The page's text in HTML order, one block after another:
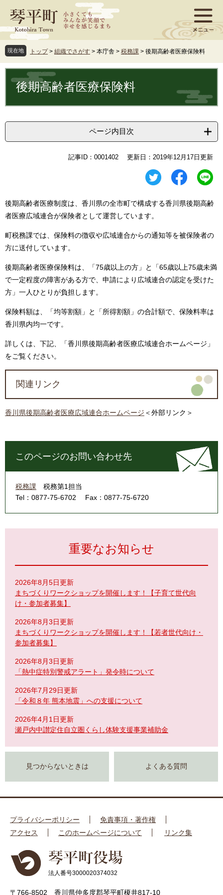
ジ
先
頭
で
ュ
を
飛
ば
へ
現在地 トップ > 組織でさがす > 本庁舎 > 税務課 > 後期高齢者医療保険料
文 後期高齢者医療保険料
ページ内目次
記事ID：0001402 更新日：2019年12月17日更新
後期高齢者医療制度は、香川県の全市町で構成する香川県後期高齢
者医療広域連合が保険者として運営しています。
町税務課では、保険料の徴収や広域連合からの通知等を被保険者の
方に送付しています。
後期高齢者医療保険料は、「75歳以上の方」と「65歳以上75歳未満
で一定程度の障害がある方で、申請により広域連合の認定を受けた
方」一人ひとりが負担します。
保険料額は、「均等割額」と「所得割額」の合計額で、保険料率は
香川県内均一です。
詳しくは、下記、「香川県後期高齢者医療広域連合ホームページ」
をご覧ください。
関連リンク
香川県後期高齢者医療広域連合ホームページ ＜外部リンク＞
このページのお問い合わせ先
税務課
税務第1担当
Tel：0877-75-6702
Fax：0877-75-6720
重要なお知らせ
2026年8月5日更新
まちづくりワークショップを開催します！【子育て世代向
け・参加者募集】
2026年8月3日更新
まちづくりワークショップを開催します！【若者世代向け・
参加者募集】
2026年8月3日更新
「熱中症特別警戒アラート」発令時について
2026年7月29日更新
「令和８年 熊本地震」への支援について
2026年4月1日更新
瀬戸内中讃定住自立圏くらし体験支援事業補助金
見つからないときは よくある質問
プライバシーポリシー
免責事項・著作権
アクセス
このホームページについて リンク集
法人番号3000020374032
〒766-8502 香川県仲多度郡琴平町榎井817-10